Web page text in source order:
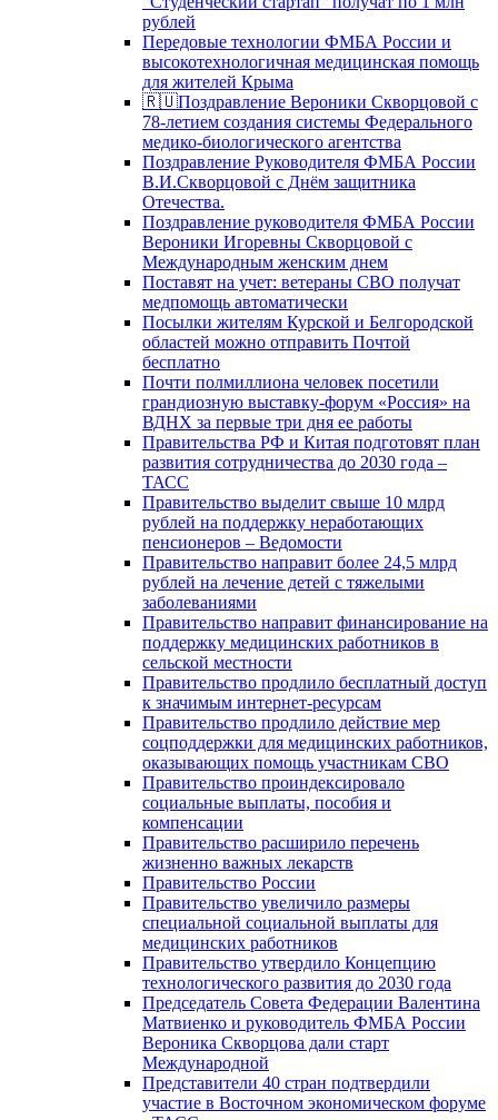
рублей
Передовые технологии ФМБА России и
высокотехнологичная медицинская помощь
для жителей Крыма
🇷🇺Поздравление Вероники Скворцовой с
78-летием создания системы Федерального
медико-биологического агентства
Поздравление Руководителя ФМБА России
В.И.Скворцовой с Днём защитника
Отечества.
Поздравление руководителя ФМБА России
Вероники Игоревны Скворцовой с
Международным женским днем
Поставят на учет: ветераны СВО получат
медпомощь автоматически
Посылки жителям Курской и Белгородской
областей можно отправить Почтой
бесплатно
Почти полмиллиона человек посетили
грандиозную выставку-форум «Россия» на
ВДНХ за первые три дня ее работы
Правительства РФ и Китая подготовят план
развития сотрудничества до 2030 года –
ТАСС
Правительство выделит свыше 10 млрд
рублей на поддержку неработающих
пенсионеров – Ведомости
Правительство направит более 24,5 млрд
рублей на лечение детей с тяжелыми
заболеваниями
Правительство направит финансирование на
поддержку медицинских работников в
сельской местности
Правительство продлило бесплатный доступ
к значимым интернет-ресурсам
Правительство продлило действие мер
соцподдержки для медицинских работников,
оказывающих помощь участникам СВО
Правительство проиндексировало
социальные выплаты, пособия и
компенсации
Правительство расширило перечень
жизненно важных лекарств
Правительство России
Правительство увеличило размеры
специальной социальной выплаты для
медицинских работников
Правительство утвердило Концепцию
технологического развития до 2030 года
Председатель Совета Федерации Валентина
Матвиенко и руководитель ФМБА России
Вероника Скворцова дали старт
Международной
Представители 40 стран подтвердили
участие в Восточном экономическом форуме